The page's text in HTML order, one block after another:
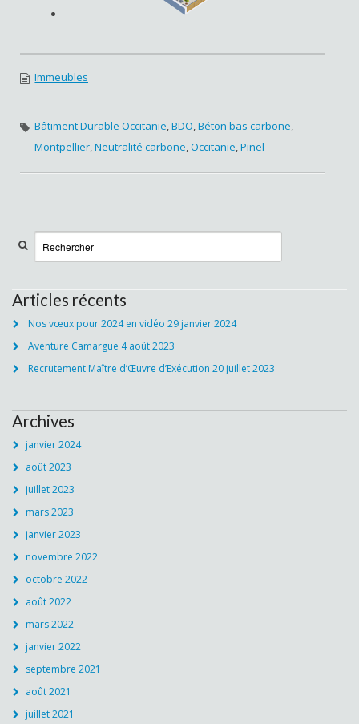
Immeubles
Bâtiment Durable Occitanie ,BDO ,Béton bas carbone
Montpellier ,Neutralité carbone ,Occitanie ,Pinel
Articles récents
Nos vœux pour 2024 en vidéo 29 janvier 2024
Aventure Camargue 4 août 2023
Recrutement Maître d’Œuvre d’Exécution 20 juillet 2023
Archives
janvier 2024
août 2023
juillet 2023
mars 2023
janvier 2023
novembre 2022
octobre 2022
août 2022
mars 2022
janvier 2022
septembre 2021
août 2021
juillet 2021